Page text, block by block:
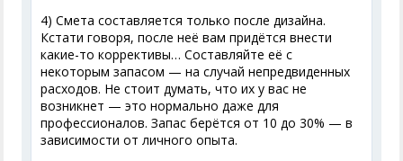
4) Смета составляется только после дизайна.
Кстати говоря, после неё вам придётся внести
какие-то коррективы… Составляйте её с
некоторым запасом — на случай непредвиденных
расходов. Не стоит думать, что их у вас не
возникнет — это нормально даже для
профессионалов. Запас берётся от 10 до 30% — в
зависимости от личного опыта.